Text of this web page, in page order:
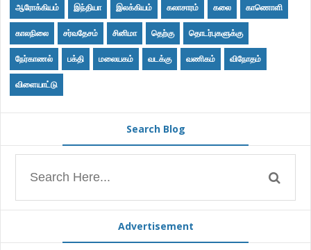
ஆரோக்கியம் இந்தியா இலக்கியம் கலாசாரம் கலை காணொளி
காலநிலை சர்வதேசம் சினிமா தெற்கு தொடர்புகளுக்கு
நேர்காணல் பக்தி மலையகம் வடக்கு வணிகம் விநோதம்
விளையாட்டு
Search Blog
Advertisement